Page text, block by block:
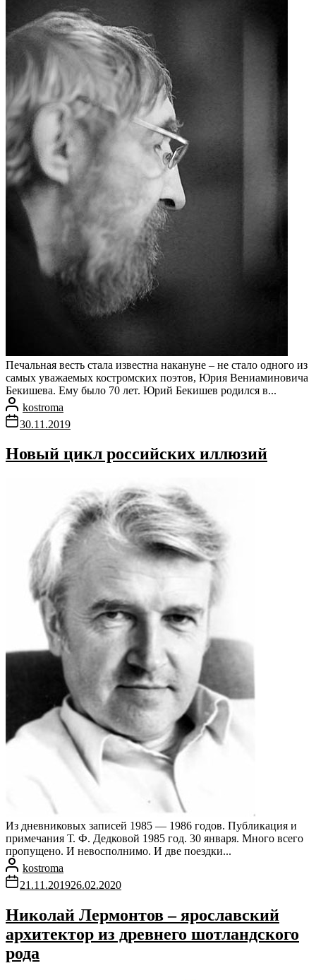
Печальная весть стала известна накануне – не стало одного из
самых уважаемых костромских поэтов, Юрия Вениаминовича
Бекишева. Ему было 70 лет. Юрий Бекишев родился в...
kostroma
30.11.2019
Новый цикл российских иллюзий
Из дневниковых записей 1985 — 1986 годов. Публикация и
примечания Т. Ф. Дедковой 1985 год. 30 января. Много всего
пропущено. И невосполнимо. И две поездки...
kostroma
21.11.201926.02.2020
Николай Лермонтов – ярославский
архитектор из древнего шотландского
рода